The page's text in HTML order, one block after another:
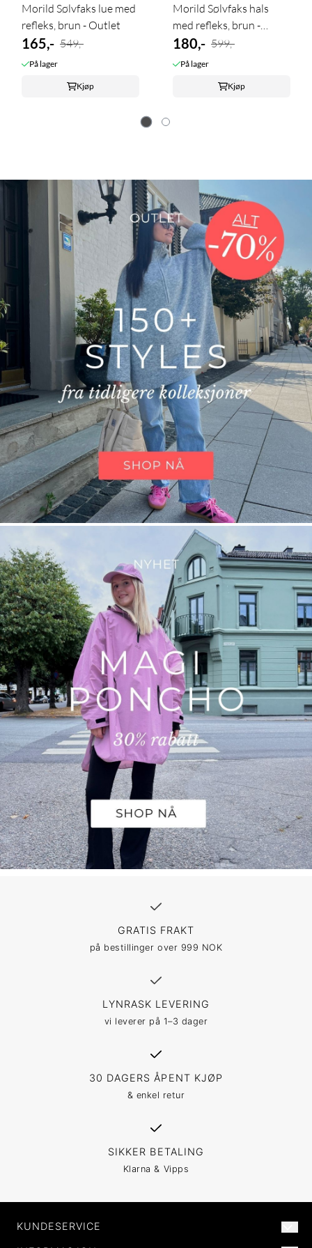
Morild Sølvfaks lue med
refleks, brun - Outlet
165,- 549,-
På lager
Kjøp
Morild Sølvfaks hals
med refleks, brun -
Outlet
180,- 599,-
På lager
Kjøp
GRATIS FRAKT
på bestillinger over 999 NOK
LYNRASK LEVERING
vi leverer på 1–3 dager
30 DAGERS ÅPENT KJØP
& enkel retur
SIKKER BETALING
Klarna & Vipps
KUNDESERVICE